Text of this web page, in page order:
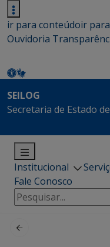
ir para conteúdoir
Ouvidoria
SEILOG
Secretaria de Estado
Institucional
Fale Conosco
Pesquisar
por: